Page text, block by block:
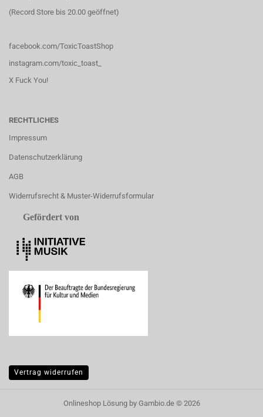
(Record Store bis 20.00 geöffnet)
facebook.com/ToxicToastShop
instagram.com/toxic_toast_
X Fuck You!
RECHTLICHES
Impressum
Datenschutzerklärung
AGB
Widerrufsrecht & Muster-Widerrufsformular
Gefördert von
Vertrag widerrufen
Onlineshop Lösungby Gambio.de © 2026